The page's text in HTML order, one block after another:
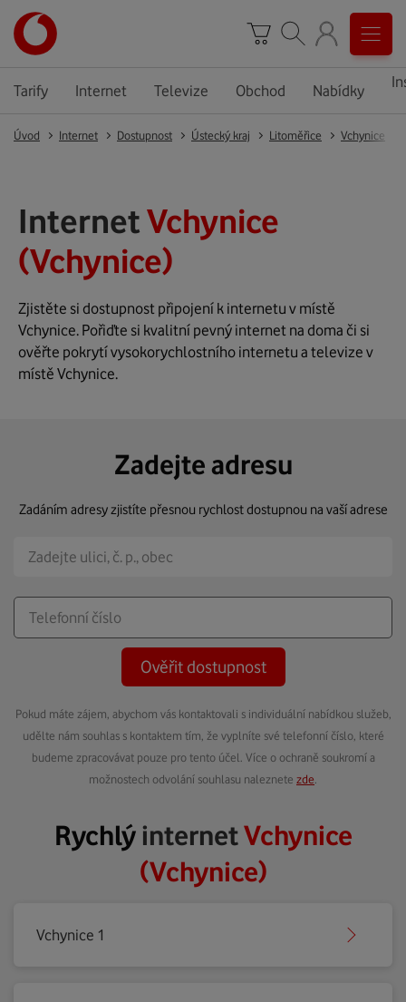
Tarify Internet Televize Obchod Nabídky
Úvod Internet Dostupnost Ústecký kraj Litoměřice Vchynice
InternetVchynice
(Vchynice)
Zjistěte si dostupnost připojení k internetu v místě
Vchynice. Pořiďte si kvalitní pevný internet na doma či si
ověřte pokrytí vysokorychlostního internetu a televize v
místě Vchynice.
Zadejte adresu
Zadáním adresy zjistíte přesnou rychlost dostupnou na vaší adrese
Ověřit dostupnost
Pokud máte zájem, abychom vás kontaktovali s individuální nabídkou služeb,
udělte nám souhlas s kontaktem tím, že vyplníte své telefonní číslo, které
budeme zpracovávat pouze pro tento účel. Více o ochraně soukromí a
možnostech odvolání souhlasu naleznete zde
RychlýinternetVchynice
(Vchynice)
Vchynice 1